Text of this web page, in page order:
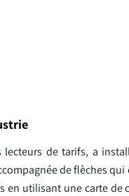
de tarifs, a
de flèches
en utilisant une carte